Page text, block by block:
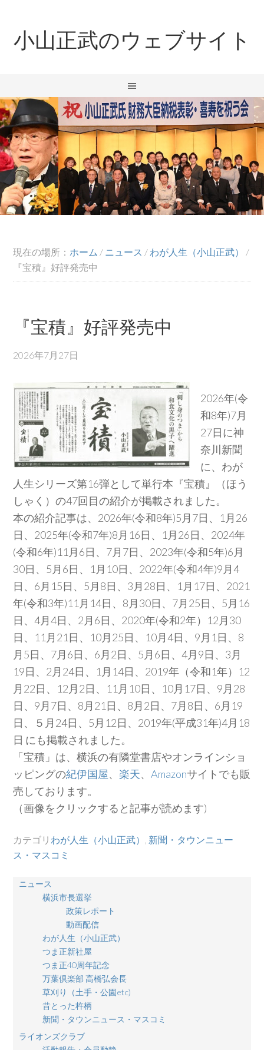
小山正武のウェブサイト
現在の場所： ホーム / ニュース / わが人生（小山正武）
/
『宝積』好評発売中
『宝積』好評発売中
2026年7月27日
2026年(令
和8年)7月
27日に神
奈川新聞
に、わが
人生シリーズ第16弾として単行本『宝積』（ほう
しゃく）の47回目の紹介が掲載されました。
本の紹介記事は、2026年(令和8年)5月7日、1月26
日、2025年(令和7年)8月16日、1月26日、2024年
(令和6年)11月6日、7月7日、2023年(令和5年)6月
30日、5月6日、1月10日、2022年(令和4年)9月4
日、6月15日、5月8日、3月28日、1月17日、2021
年(令和3年)11月14日、8月30日、7月25日、5月16
日、4月4日、2月6日、2020年(令和2年）12月30
日、11月21日、10月25日、10月4日、9月1日、8
月5日、7月6日、6月2日、5月6日、4月9日、3月
19日、2月24日、1月14日、2019年（令和1年）12
月22日、12月2日、11月10日、10月17日、9月28
日、9月7日、8月21日、8月2日、7月8日、6月19
日、５月24日、5月12日、2019年(平成31年)4月18
日 にも掲載されました。
「宝積」は、横浜の有隣堂書店やオンラインショ
ッピングの紀伊国屋、楽天、Amazonサイトでも販
売しております。
（画像をクリックすると記事が読めます)
カテゴリ わが人生（小山正武）
新聞・タウンニュー
ス・マスコミ
ニュース
横浜市長選挙
政策レポート
動画配信
わが人生（小山正武）
つま正新社屋
つま正40周年記念
万葉倶楽部 高橋弘会長
草刈り（土手・公園etc)
昔とった杵柄
新聞・タウンニュース・マスコミ
ライオンズクラブ